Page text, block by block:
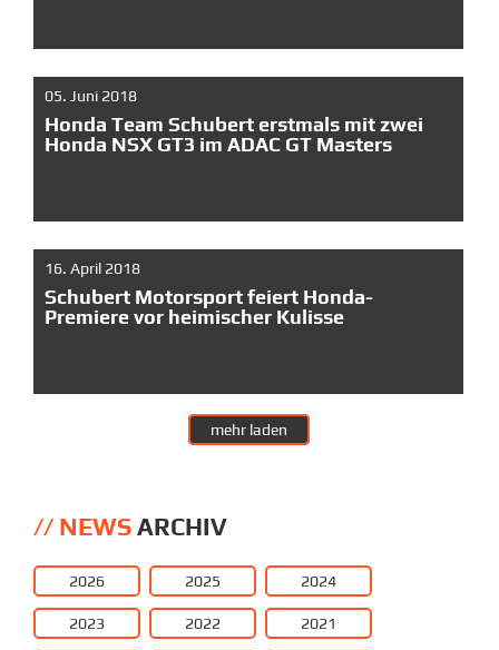
05. Juni 2018
Honda Team Schubert erstmals mit zwei
Honda NSX GT3 im ADAC GT Masters
16. April 2018
Schubert Motorsport feiert Honda-
Premiere vor heimischer Kulisse
mehr laden
NEWSARCHIV
2026 2025 2024
2023 2022 2021